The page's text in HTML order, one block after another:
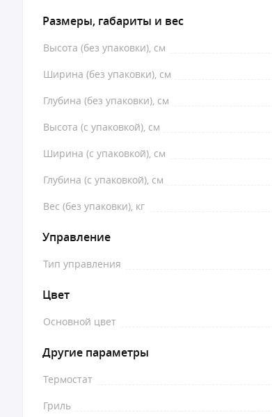
Размеры, габариты и вес
Высота (без упаковки), см
Ширина (без упаковки), см
Глубина (без упаковки), см
Высота (с упаковкой), см
Ширина (с упаковкой), см
Глубина (с упаковкой), см
Вес (без упаковки), кг
Управление
Тип управления
Цвет
Основной цвет
Другие параметры
Термостат
Гриль